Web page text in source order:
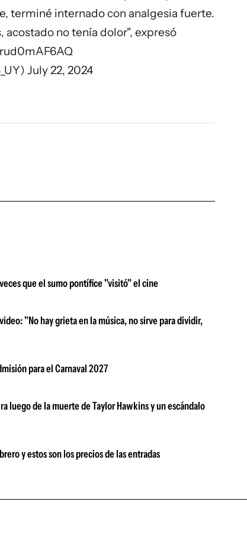
terminé internado con analgesia fuerte.
acostado no tenía dolor'', expresó
July 22, 2024
que el sumo pontífice "visitó" el cine
"No hay grieta en la música, no sirve para dividir,
para el Carnaval 2027
luego de la muerte de Taylor Hawkins y un escándalo
y estos son los precios de las entradas